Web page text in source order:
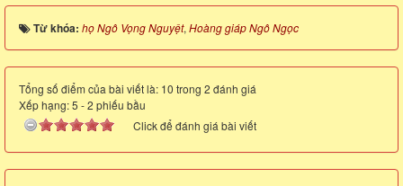
Từ khóa: họ Ngô Vọng Nguyệt, Hoàng giáp Ngô Ngọc
Tổng số điểm của bài viết là: 10 trong 2 đánh giá
Xếp hạng:5 -2 phiếu bầu
Click để đánh giá bài viết